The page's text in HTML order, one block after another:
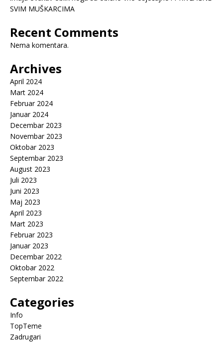
SVIM MUŠKARCIMA
Recent Comments
Nema komentara.
Archives
April 2024
Mart 2024
Februar 2024
Januar 2024
Decembar 2023
Novembar 2023
Oktobar 2023
Septembar 2023
August 2023
Juli 2023
Juni 2023
Maj 2023
April 2023
Mart 2023
Februar 2023
Januar 2023
Decembar 2022
Oktobar 2022
Septembar 2022
Categories
Info
TopTeme
Zadrugari